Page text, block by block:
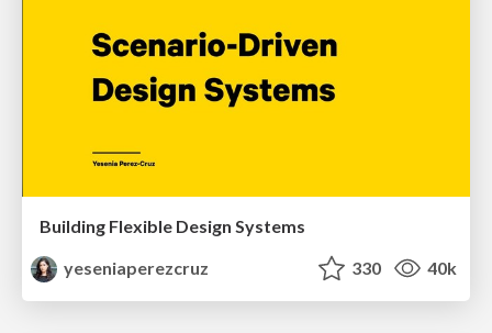
Building Flexible Design Systems
yeseniaperezcruz
330 40k